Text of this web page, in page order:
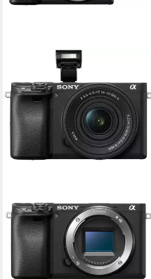
SONY
Set: SELP18105G Objektiv +
Alpha 6400AB APS-C
Systemkamera